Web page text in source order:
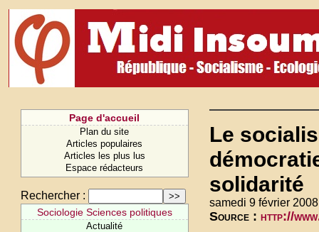
Page d'accueil
Plan du site
Articles populaires
Articles les plus lus
Espace rédacteurs
Rechercher :
Sociologie Sciences politiques
Actualité
Le
solidarité
samedi 9 février
Source : http://